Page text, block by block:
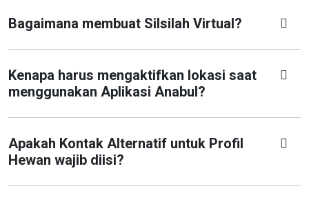
Bagaimana membuat Silsilah Virtual?
Kenapa harus mengaktifkan lokasi saat
menggunakan Aplikasi Anabul?
Apakah Kontak Alternatif untuk Profil
Hewan wajib diisi?